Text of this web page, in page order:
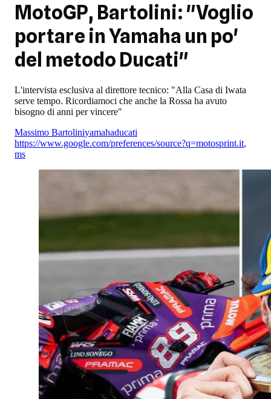
MotoGP, Bartolini: "Voglio
portare in Yamaha un po'
del metodo Ducati"
L'intervista esclusiva al direttore tecnico: "Alla Casa di Iwata
serve tempo. Ricordiamoci che anche la Rossa ha avuto
bisogno di anni per vincere"
Massimo Bartoliniyamahaducati
https://www.google.com/preferences/source?q=motosprint.it,
ms